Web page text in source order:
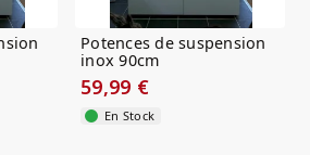
Potences de suspension
inox 90cm
59,99 €
En Stock